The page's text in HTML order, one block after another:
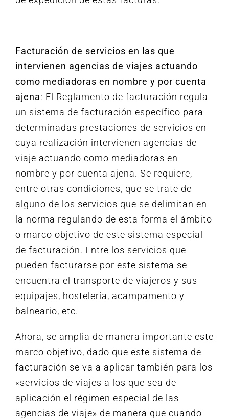
Facturación de servicios en las que
intervienen agencias de viajes actuando
como mediadoras en nombre y por cuenta
ajena: El Reglamento de facturación regula
un sistema de facturación específico para
determinadas prestaciones de servicios en
cuya realización intervienen agencias de
viaje actuando como mediadoras en
nombre y por cuenta ajena. Se requiere,
entre otras condiciones, que se trate de
alguno de los servicios que se delimitan en
la norma regulando de esta forma el ámbito
o marco objetivo de este sistema especial
de facturación. Entre los servicios que
pueden facturarse por este sistema se
encuentra el transporte de viajeros y sus
equipajes, hostelería, acampamento y
balneario, etc.
Ahora, se amplia de manera importante este
marco objetivo, dado que este sistema de
facturación se va a aplicar también para los
«servicios de viajes a los que sea de
aplicación el régimen especial de las
agencias de viaje» de manera que cuando